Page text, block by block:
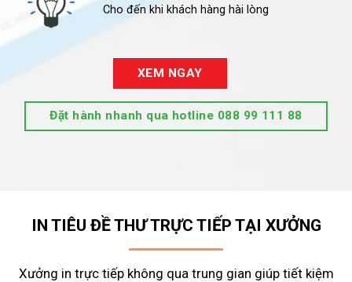
Cho đến khi khách hàng hài lòng
XEM NGAY
Đặt hành nhanh qua hotline 088 99 111 88
IN TIÊU ĐỀ THƯ TRỰC TIẾP TẠI XƯỞNG
Xưởng in trực tiếp không qua trung gian giúp tiết kiệm